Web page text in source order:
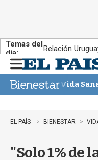
Temas del
día:
Relación
n
u
Vida
EL PAÍS BIENESTAR
"Solo 1% de